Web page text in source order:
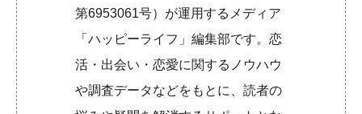
第6953061号）が運用するメディア
「ハッピーライフ」編集部です。恋
活・出会い・恋愛に関するノウハウ
や調査データなどをもとに、読者の